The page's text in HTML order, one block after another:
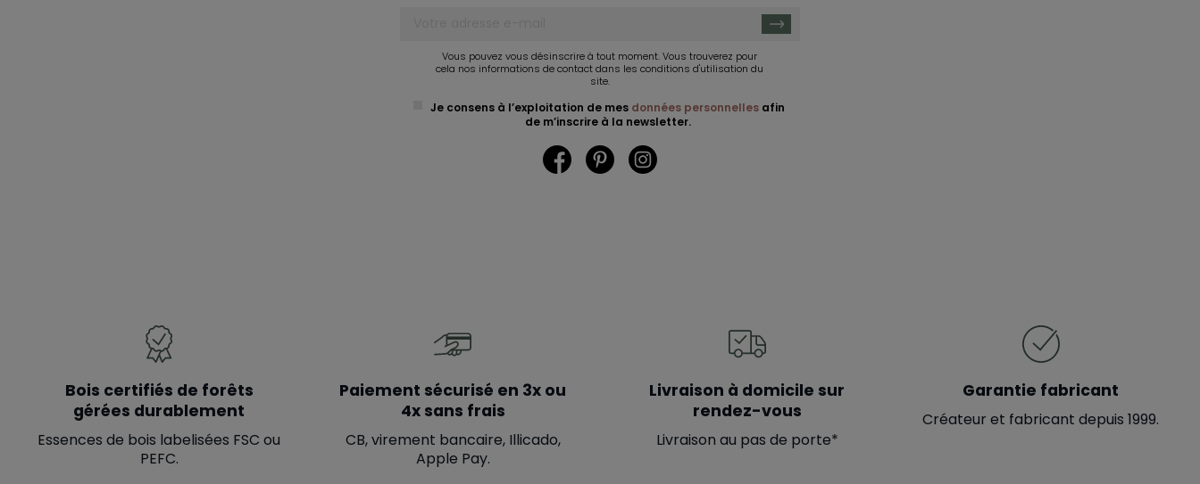
Vous pouvez vous désinscrire à tout moment. Vous trouverez pour
cela nos informations de contact dans les conditions d'utilisation du
site.
Je consens à l’exploitation de mes données personnelles afin
de m’inscrire à la newsletter.
FacebookPinterest
Bois certifiés de forêts
gérées durablement
Essences de bois labelisées FSC ou
PEFC.
Paiement sécurisé en 3x ou
4x sans frais
CB, virement bancaire, Illicado,
Apple Pay.
Livraison à domicile sur
rendez-vous
Livraison au pas de porte*
Garantie fabricant
Créateur et fabricant depuis 1999.